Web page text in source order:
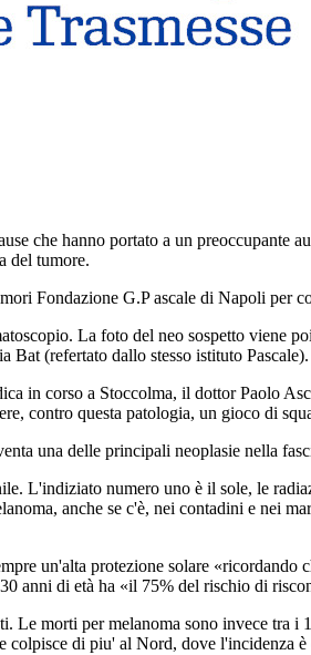
che hanno portato a un preoccupante
del tumore.
Fondazione G.P ascale di Napoli per
La foto del neo sospetto viene
(refertato dallo stesso istituto Pascale).
in corso a Stoccolma, il dottor Paolo
contro questa patologia, un gioco di
una delle principali neoplasie nella
L'indiziato numero uno è il sole, le
anche se c'è, nei contadini e nei
un'alta protezione solare «ricordando
anni di età ha «il 75% del rischio di
morti per melanoma sono invece tra
di piu' al Nord, dove l'incidenza